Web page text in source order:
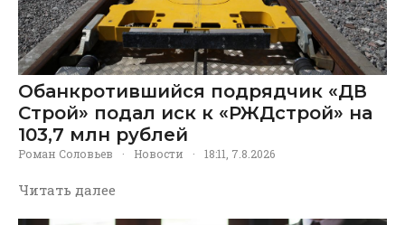
Обанкротившийся подрядчик «ДВ
Строй» подал иск к «РЖДстрой» на
103,7 млн рублей
Роман Соловьев · Новости · 18:11, 7.8.2026
Читать далее